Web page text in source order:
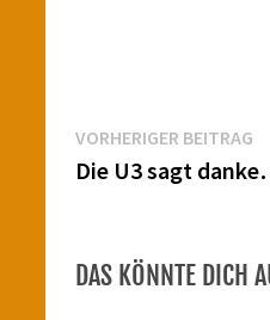
VORHERIGER BEITRAG
Die U3 sagt
DAS KÖNNTE DICH